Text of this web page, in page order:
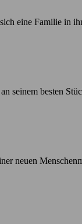
eine Familie in
seinem besten
neuen